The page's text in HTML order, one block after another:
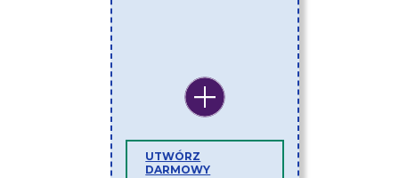
UTWÓRZ
DARMOWY